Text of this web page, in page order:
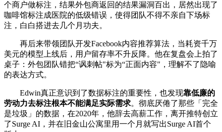
个商户做标注，结果外包商返回的结果漏洞百出，居然出现了
咖啡馆标注成医院的低级错误，使得团队不得不亲自下场标
注，白白搭进去几个月功夫。
再后来带领团队开发Facebook内容推荐算法，当耗资千万
美元的模型上线后，用户留存率不升反降。他在复盘会上拍了
桌子：外包团队错把“讽刺帖"标为“正面内容"，理解不了隐喻
的表达方式。
Edwin真正意识到了数据标注的重要性，也发现靠低廉的
劳动力去标注根本不能满足实际需求。彻底厌倦了那些「完全
是垃圾」的数据，在2020年，他辞去高薪工作，离开推特创立
了Surge AI，并在旧金山公寓里用一个月就写出Surge AI首个